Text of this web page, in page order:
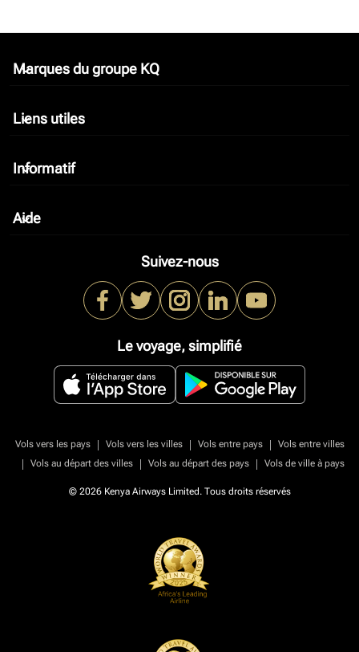
Marques du groupe KQ
keyboard_arrow_down
Liens utiles
keyboard_arrow_down
Informatif
keyboard_arrow_down
Aide
keyboard_arrow_down
Suivez-nous
Le voyage, simplifié
Vols vers les pays | Vols vers les villes | Vols entre pays |
Vols entre villes
|
Vols au départ des villes | Vols au départ des pays | Vols de ville à pays
© 2026 Kenya Airways Limited. Tous droits réservés